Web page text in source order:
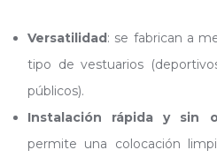
Versatilidad: se fabrican a
tipo de vestuarios
públicos).
Instalación rápida y sin
permite una colocación